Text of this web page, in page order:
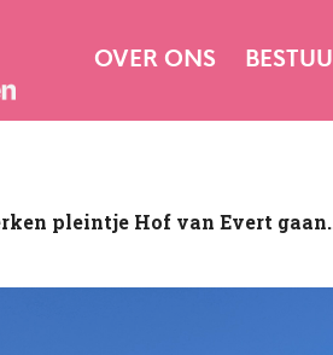
OVER ONS
pleintje Hof van Evert